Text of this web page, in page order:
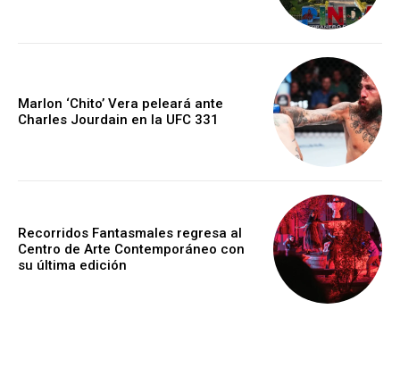
Marlon ‘Chito’ Vera peleará ante
Charles Jourdain en la UFC 331
Recorridos Fantasmales regresa al
Centro de Arte Contemporáneo con
su última edición